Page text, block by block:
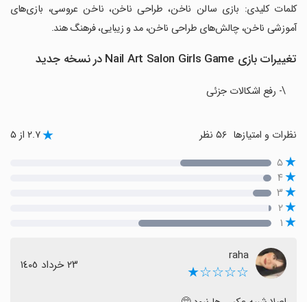
‏کلمات کلیدی: بازی سالن ناخن، طراحی ناخن، ناخن عروسی، بازی‌های
آموزشی ناخن، چالش‌های طراحی ناخن، مد و زیبایی، فرهنگ هند.
تغییرات بازی Nail Art Salon Girls Game در نسخه جدید
\- رفع اشکالات جزئی
نظرات و امتیازها ۲.۷ از ۵
۵
۴
۳
۲
۱
raha
☆☆☆☆★ ٢٣ خرداد ١٤٠٥